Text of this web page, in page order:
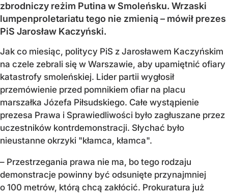
zbrodniczy reżim Putina w Smoleńsku. Wrzaski
lumpenproletariatu tego nie zmienią – mówił prezes
PiS Jarosław Kaczyński.
Jak co miesiąc, politycy PiS z Jarosławem Kaczyńskim
na czele zebrali się w Warszawie, aby upamiętnić ofiary
katastrofy smoleńskiej. Lider partii wygłosił
przemówienie przed pomnikiem ofiar na placu
marszałka Józefa Piłsudskiego. Całe wystąpienie
prezesa Prawa i Sprawiedliwości było zagłuszane przez
uczestników kontrdemonstracji. Słychać było
nieustanne okrzyki "kłamca, kłamca".
– Przestrzegania prawa nie ma, bo tego rodzaju
demonstracje powinny być odsunięte przynajmniej
o 100 metrów, którą chcą zakłócić. Prokuratura już